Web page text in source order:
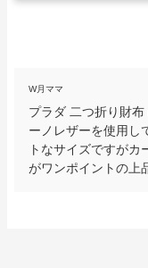
W月ママ
プラダ 二つ折り財
ーノレザーを使用し
トなサイズですが
がワンポイントの上